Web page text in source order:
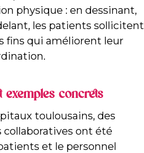
physique : en dessinant,
les patients sollicitent
fins qui améliorent leur
exemples concrets
toulousains, des
collaboratives ont été
et le personnel